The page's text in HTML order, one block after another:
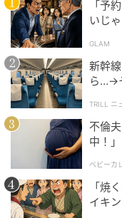
りのペースで楽し
※記事の内容は公開
場合があります。
著者：ナカムラ ア
戻った、バツ2シン
インにも肌にも自
を褒められたり、
いたが、40代半ば
りにしている最中。
「予
いじ
GLAM
新幹
ら…→
TRILL ニ
不倫
中！
ベビーカ
「焼
イキ